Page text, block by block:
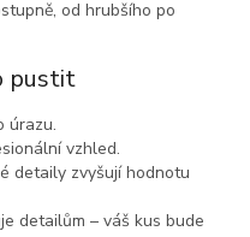
od hrubšího po
pustit
úrazu.
vzhled.
detaily zvyšují hodnotu
detailům – váš kus bude